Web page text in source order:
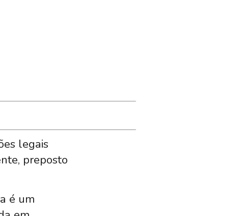
legais
preposto
é um